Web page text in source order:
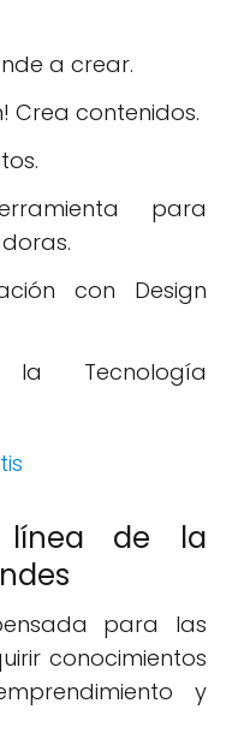
a crear.
Crea contenidos.
para
con Design
la Tecnología
línea de la
para las
conocimientos
y